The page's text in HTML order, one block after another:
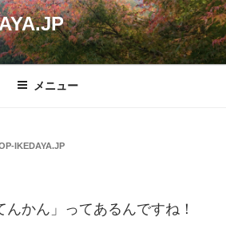
メニュー
IKEDAYA.JP
んかん」ってあるんですね！